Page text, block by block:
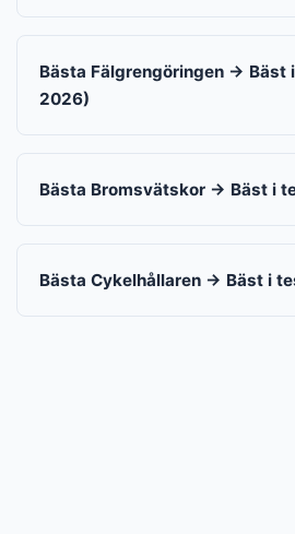
Bästa Fälgrengöringen → Bäst
2026)
Bästa Bromsvätskor → Bäst i
Bästa Cykelhållaren → Bäst i